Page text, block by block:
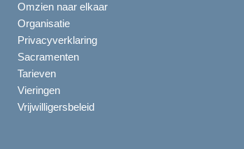
Omzien naar elkaar
Organisatie
Privacyverklaring
Sacramenten
Tarieven
Vieringen
Vrijwilligersbeleid